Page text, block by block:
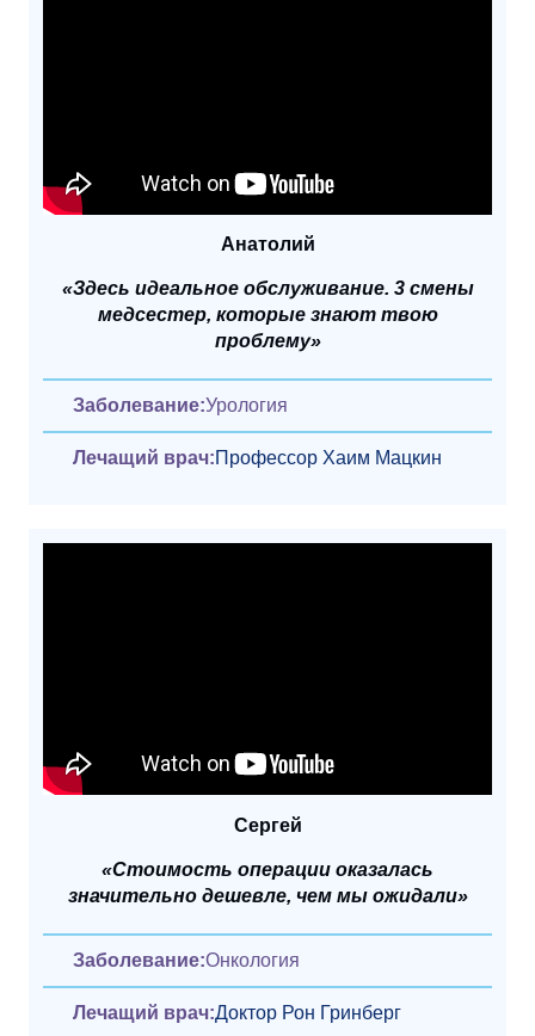
Анатолий
«Здесь идеальное обслуживание. 3 смены
медсестер, которые знают твою
проблему»
Заболевание:Урология
Лечащий врач:Профессор Хаим Мацкин
Сергей
«Стоимость операции оказалась
значительно дешевле, чем мы ожидали»
Заболевание:Онкология
Лечащий врач:Доктор Рон Гринберг